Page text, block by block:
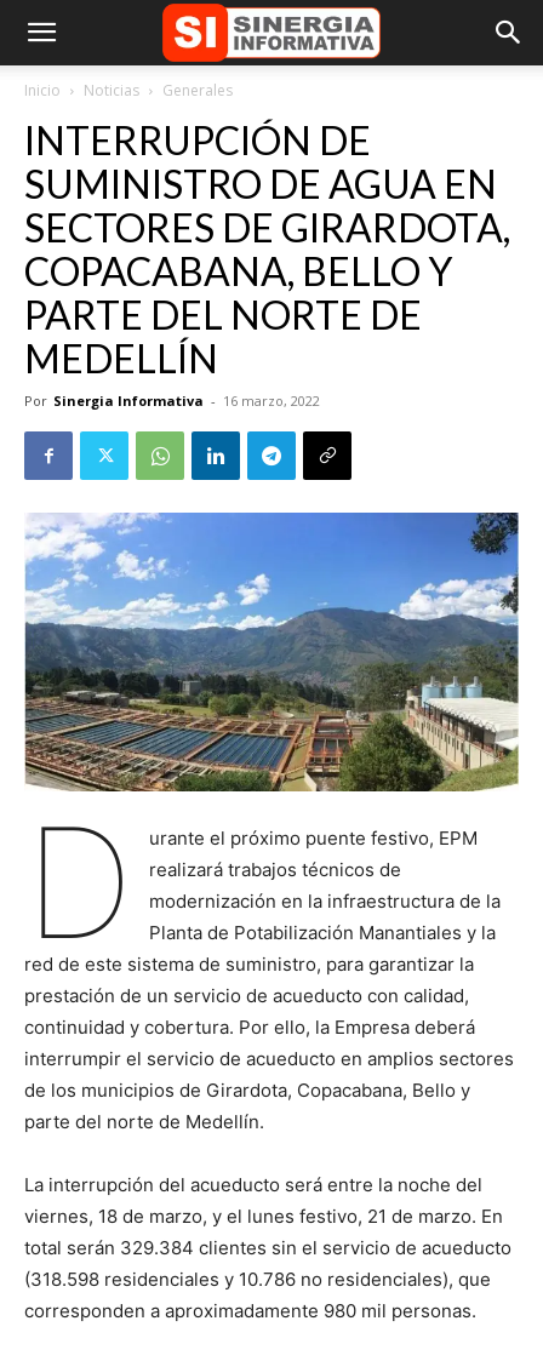
Inicio Noticias Generales
INTERRUPCIÓN DE
SUMINISTRO DE AGUA EN
SECTORES DE GIRARDOTA,
COPACABANA, BELLO Y
PARTE DEL NORTE DE
MEDELLÍN
Por Sinergia Informativa - 16 marzo, 2022
D
urante el próximo puente festivo, EPM
realizará trabajos técnicos de
modernización en la infraestructura de la
Planta de Potabilización Manantiales y la
red de este sistema de suministro, para garantizar la
prestación de un servicio de acueducto con calidad,
continuidad y cobertura. Por ello, la Empresa deberá
interrumpir el servicio de acueducto en amplios sectores
de los municipios de Girardota, Copacabana, Bello y
parte del norte de Medellín.
La interrupción del acueducto será entre la noche del
viernes, 18 de marzo, y el lunes festivo, 21 de marzo. En
total serán 329.384 clientes sin el servicio de acueducto
(318.598 residenciales y 10.786 no residenciales), que
corresponden a aproximadamente 980 mil personas.